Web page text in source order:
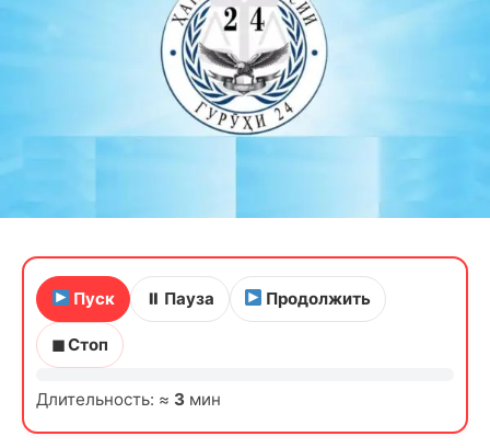
Пуск ⏸ Пауза Продолжить
◼ Стоп
Длительность: ≈ 3 мин